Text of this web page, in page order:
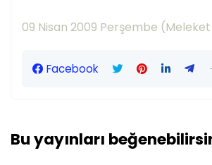
09 Nisan 2009 Perşembe
Facebook
Bu yayınları